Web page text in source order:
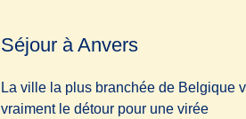
Séjour à Anvers
La ville la plus branchée de Belgique
vraiment le détour pour une virée